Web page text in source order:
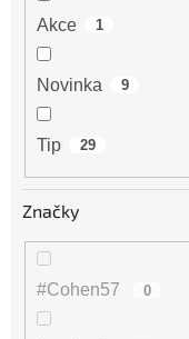
Akce 1
Novinka 9
Tip 29
Značky
#Cohen57 0